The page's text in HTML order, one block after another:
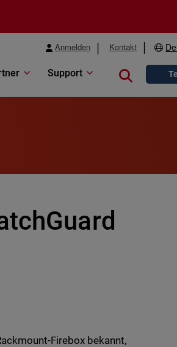
Anmelden Kontakt
Support Close
Firebox bekannt,